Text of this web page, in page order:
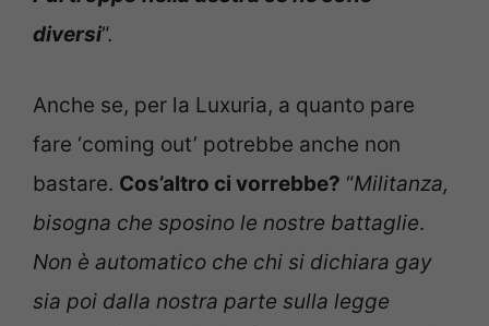
diversi“.
Anche se, per la Luxuria, a quanto pare
fare ‘coming out’ potrebbe anche non
bastare. Cos’altro ci vorrebbe? “Militanza,
bisogna che sposino le nostre battaglie.
Non è automatico che chi si dichiara gay
sia poi dalla nostra parte sulla legge